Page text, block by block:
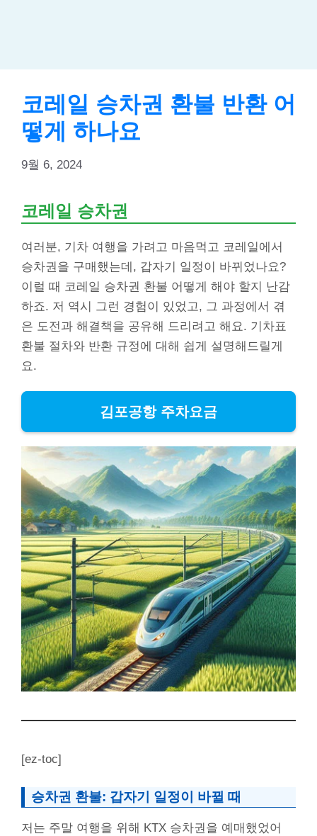
코레일 승차권 환불 반환 어
떻게 하나요
9월 6, 2024
코레일 승차권
여러분, 기차 여행을 가려고 마음먹고 코레일에서
승차권을 구매했는데, 갑자기 일정이 바뀌었나요?
이럴 때 코레일 승차권 환불 어떻게 해야 할지 난감
하죠. 저 역시 그런 경험이 있었고, 그 과정에서 겪
은 도전과 해결책을 공유해 드리려고 해요. 기차표
환불 절차와 반환 규정에 대해 쉽게 설명해드릴게
요.
김포공항 주차요금
[ez-toc]
승차권 환불: 갑자기 일정이 바뀔 때
저는 주말 여행을 위해 KTX 승차권을 예매했었어